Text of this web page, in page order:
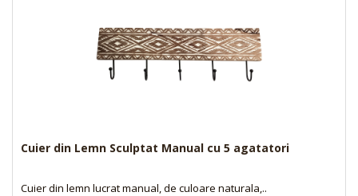
Cuier din Lemn Sculptat Manual cu 5 agatatori
Cuier din lemn lucrat manual, de culoare naturala,..